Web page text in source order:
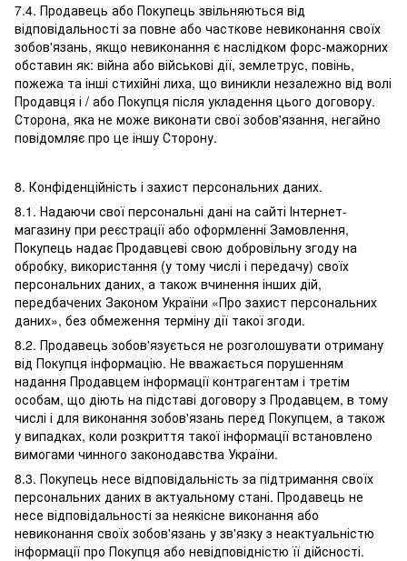
7.4. Продавець або Покупець звільняються від
відповідальності за повне або часткове невиконання своїх
зобов'язань, якщо невиконання є наслідком форс-мажорних
обставин як: війна або військові дії, землетрус, повінь,
пожежа та інші стихійні лиха, що виникли незалежно від волі
Продавця і / або Покупця після укладення цього договору.
Сторона, яка не може виконати свої зобов'язання, негайно
повідомляє про це іншу Сторону.
8. Конфіденційність і захист персональних даних.
8.1. Надаючи свої персональні дані на сайті Інтернет-
магазину при реєстрації або оформленні Замовлення,
Покупець надає Продавцеві свою добровільну згоду на
обробку, використання (у тому числі і передачу) своїх
персональних даних, а також вчинення інших дій,
передбачених Законом України «Про захист персональних
даних», без обмеження терміну дії такої згоди.
8.2. Продавець зобов'язується не розголошувати отриману
від Покупця інформацію. Не вважається порушенням
надання Продавцем інформації контрагентам і третім
особам, що діють на підставі договору з Продавцем, в тому
числі і для виконання зобов'язань перед Покупцем, а також
у випадках, коли розкриття такої інформації встановлено
вимогами чинного законодавства України.
8.3. Покупець несе відповідальність за підтримання своїх
персональних даних в актуальному стані. Продавець не
несе відповідальності за неякісне виконання або
невиконання своїх зобов'язань у зв'язку з неактуальністю
інформації про Покупця або невідповідністю її дійсності.